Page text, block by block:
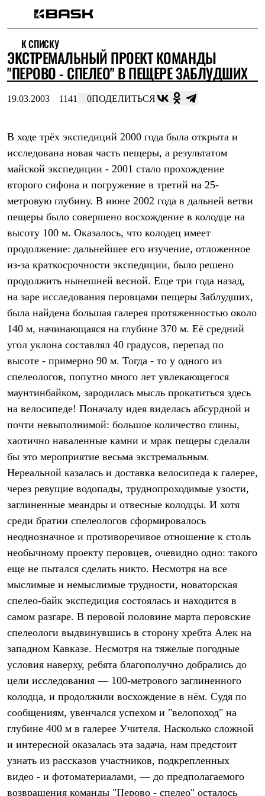
Интернет-магазин
Мужская одежда
Утепленная пухом
Куртки
Жилеты
Куртки
Штормовая одежда
Куртки
Софтшелл одежда
Куртки
Брюки
Флисовая одежда
Куртки
Брюки
Термобелье
Теплое термобелье
Легкое термобелье
Лёгкая одежда
Футболки
Рубашки
Толстовки
Брюки
Женская одежда
Утепленная пухом
Жилеты
Утепленная синтетикой
Брюки
Штормовая одежда
Софтшелл одежда
Куртки
Брюки
Лёгкая одежда
Рубашки
Футболки
Брюки
Термобелье
Теплое термобелье
Среднее термобелье
Легкое термобелье
Флисовая одежда
Брюки
Детская одежда
Комбинезоны
Куртки
Брюки
Утепленная синтетикой
Комбинезоны
Куртки
Лёгкая одежда
Футболки
К СПИСКУ
ЭКСТРЕМАЛЬНЫЙ ПРОЕКТ КОМАНДЫ
"ПЕРОВО - СПЕЛЕО" В ПЕЩЕРЕ ЗАБЛУДШИХ
19.03.2003 1141 0ПОДЕЛИТЬСЯ
В ходе трёх экспедиций 2000 года была открыта и
исследована новая часть пещеры, а результатом
майской экспедиции - 2001 стало прохождение
второго сифона и погружение в третий на 25-
метровую глубину. В июне 2002 года в дальней ветви
пещеры было совершено восхождение в колодце на
высоту 100 м. Оказалось, что колодец имеет
продолжение: дальнейшее его изучение, отложенное
из-за краткосрочности экспедиции, было решено
продолжить нынешней весной. Еще три года назад,
на заре исследования перовцами пещеры Заблудших,
была найдена большая галерея протяженностью около
140 м, начинающаяся на глубине 370 м. Её средний
угол уклона составлял 40 градусов, перепад по
высоте - примерно 90 м. Тогда - то у одного из
спелеологов, попутно много лет увлекающегося
маунтинбайком, зародилась мысль прокатиться здесь
на велосипеде! Поначалу идея виделась абсурдной и
почти невыполнимой: большое количество глины,
хаотично наваленные камни и мрак пещеры сделали
бы это мероприятие весьма экстремальным.
Нереальной казалась и доставка велосипеда к галерее,
через ревущие водопады, труднопроходимые узости,
заглиненные меандры и отвесные колодцы. И хотя
среди братии спелеологов сформировалось
неоднозначное и противоречивое отношение к столь
необычному проекту перовцев, очевидно одно: такого
еще не пытался сделать никто. Несмотря на все
мыслимые и немыслимые трудности, новаторская
спелео-байк экспедиция состоялась и находится в
самом разгаре. В перовой половине марта перовские
спелеологи выдвинувшись в сторону хребта Алек на
западном Кавказе. Несмотря на тяжелые погодные
условия наверху, ребята благополучно добрались до
цели исследования — 100-метрового заглиненного
колодца, и продолжили восхождение в нём. Судя по
сообщениям, увенчался успехом и "велопоход" на
глубине 400 м в галерее Учителя. Насколько сложной
и интересной оказалась эта задача, нам предстоит
узнать из рассказов участников, подкрепленных
видео - и фотоматериалами, — до предполагаемого
возвращения команды "Перово - спелео" осталось